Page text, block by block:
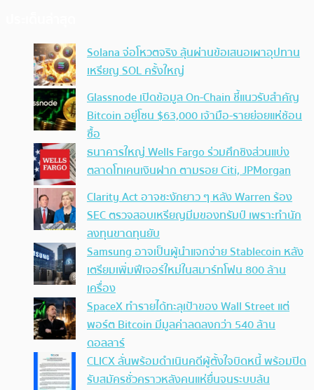
Solana จ่อโหวตจริง ลุ้นผ่านข้อเสนอเผาอุปทาน
เหรียญ SOL ครั้งใหญ่
Glassnode เปิดข้อมูล On-Chain ชี้แนวรับสำคัญ
Bitcoin อยู่โซน $63,000 เจ้ามือ-รายย่อยแห่ช้อน
ซื้อ
ธนาคารใหญ่ Wells Fargo ร่วมศึกชิงส่วนแบ่ง
ตลาดโทเคนเงินฝาก ตามรอย Citi, JPMorgan
Clarity Act อาจชะงักยาว ๆ หลัง Warren ร้อง
SEC ตรวจสอบเหรียญมีมของทรัมป์ เพราะทำนัก
ลงทุนขาดทุนยับ
Samsung อาจเป็นผู้นำแจกจ่าย Stablecoin หลัง
เตรียมเพิ่มฟีเจอร์ใหม่ในสมาร์ทโฟน 800 ล้าน
เครื่อง
SpaceX ทำรายได้ทะลุเป้าของ Wall Street แต่
พอร์ต Bitcoin มีมูลค่าลดลงกว่า 540 ล้าน
ดอลลาร์
CLICX ลั่นพร้อมดำเนินคดีผู้ตั้งใจบิดหนี้ พร้อมปิด
รับสมัครชั่วคราวหลังคนแห่ยื่นจนระบบล้น